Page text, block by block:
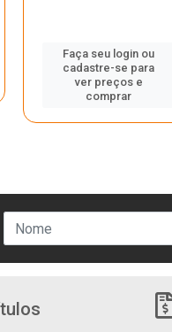
Faça seu login ou
cadastre-se para
ver preços e
comprar